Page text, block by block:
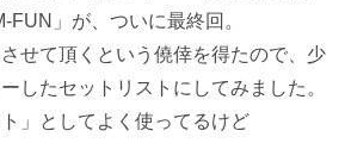
FUN」が、ついに最終回。
せて頂くという僥倖を得たので、少
したセットリストにしてみました。
」としてよく使ってるけど